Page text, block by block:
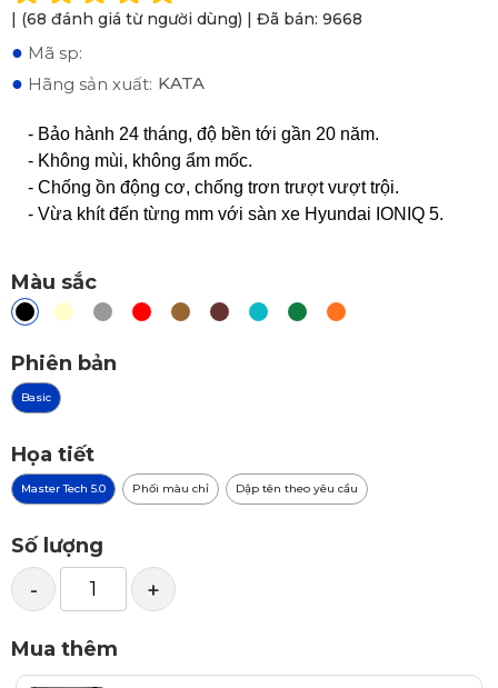
| (68 đánh giá từ người dùng) | Đã bán: 9668
● Mã sp:
● Hãng sản xuất: KATA
- Bảo hành 24 tháng, độ bền tới gần 20 năm.
- Không mùi, không ẩm mốc.
- Chống ồn động cơ, chống trơn trượt vượt trội.
- Vừa khít đến từng mm với sàn xe Hyundai IONIQ 5.
Màu sắc
Phiên bản
Basic
Họa tiết
Master Tech 5.0 Phối màu chỉ Dập tên theo yêu cầu
Số lượng
- +
Mua thêm